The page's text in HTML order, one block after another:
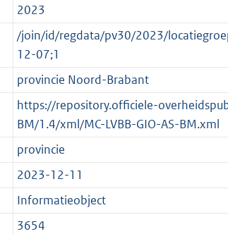
g
r
o
o
t
t
e
:
2
K
b
2023
/join/id/regdata/pv30/2023/
12-07;1
provincie Noord-Brabant
https://repository.officiele-
BM/1.4/xml/MC-LVBB-GIO-AS-BM.xml
provincie
2023-12-11
Informatieobject
3654